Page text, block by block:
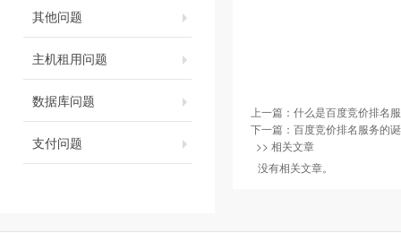
其他问题
主机租用问题
数据库问题
支付问题
上一篇： 什么是百度竞价排名
下一篇： 百度竞价排名服务的
>> 相关文章
没有相关文章。